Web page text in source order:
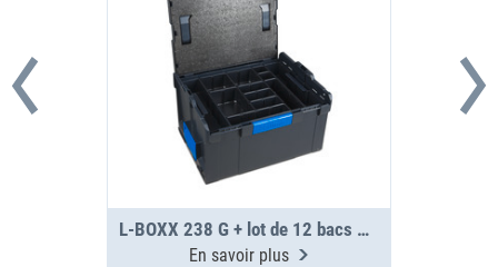
L-BOXX 238 G + lot de 12 bacs H63
En savoir plus